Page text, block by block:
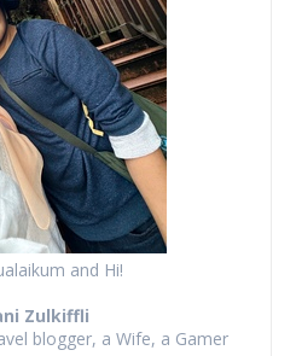
and Hi!
Zulkiffli
blogger, a Wife, a Gamer